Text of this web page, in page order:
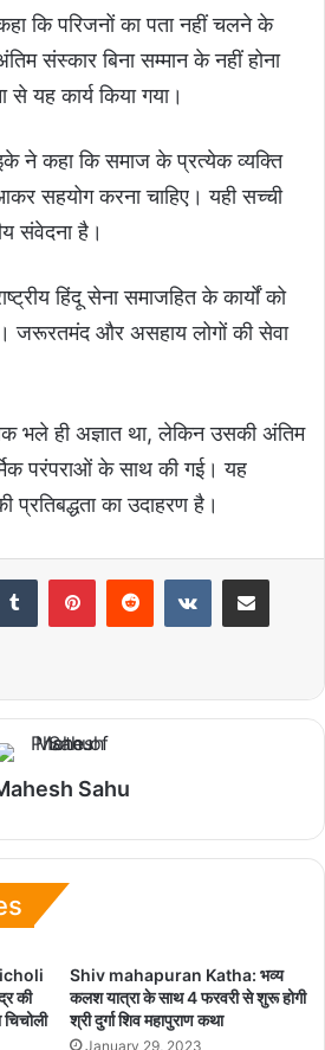
कि परिजनों का पता नहीं चलने के
संस्कार बिना सम्मान के नहीं होना
से यह कार्य किया गया।
ने कहा कि समाज के प्रत्येक व्यक्ति
सहयोग करना चाहिए। यही सच्ची
संवेदना है।
हिंदू सेना समाजहित के कार्यों को
जरूरतमंद और असहाय लोगों की सेवा
भले ही अज्ञात था, लेकिन उसकी अंतिम
परंपराओं के साथ की गई। यह
प्रतिबद्धता का उदाहरण है।
Sahu
की
Shiv mahapuran Katha: भव्य
कलश यात्रा के साथ 4 फरवरी से शुरू होगी
श्री दुर्गा शिव महापुराण कथा
January 29, 2023